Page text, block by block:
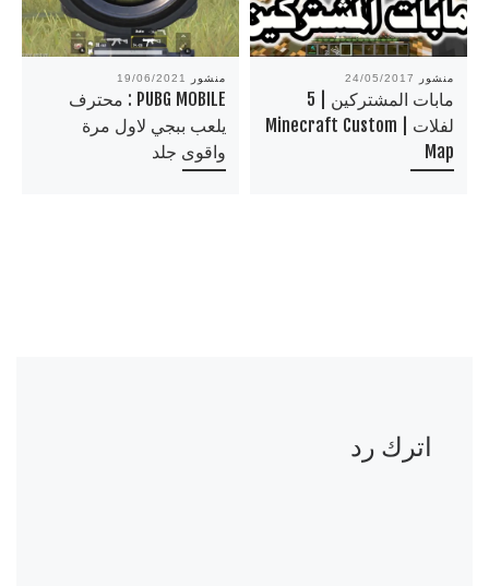
منشور 19/06/2021
PUBG MOBILE : محترف
يلعب ببجي لاول مرة
واقوى جلد
منشور 24/05/2017
مابات المشتركين | 5
لفلات | Minecraft Custom
Map
اترك رد